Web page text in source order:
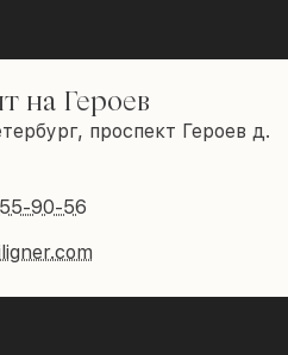
на Героев
проспект Героев д.
90-56